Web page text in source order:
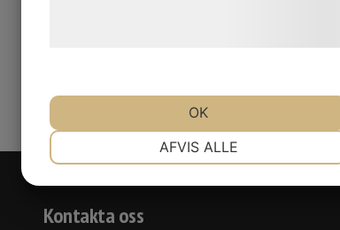
Kontakta oss
AFVIS ALLE
OK